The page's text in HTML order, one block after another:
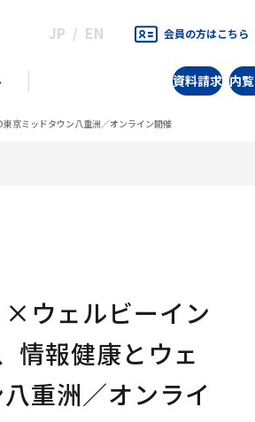
JP EN 会員の方はこちら
資料請求 内
京ミッドタウン八重洲／オンライン開催
×ウェルビーイン
情報健康とウェ
重洲／オンライ